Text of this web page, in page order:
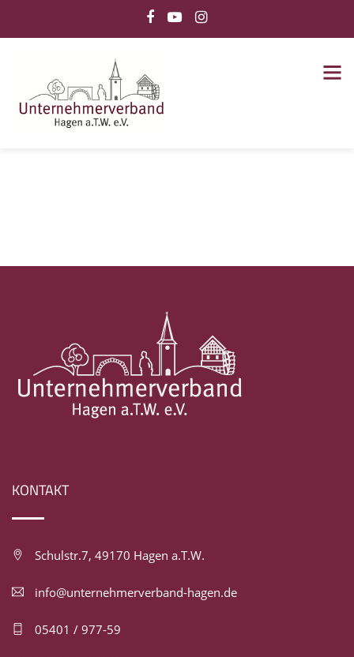
KONTAKT
Schulstr.7, 49170 Hagen a.T.W.
info@unternehmerverband-hagen.de
05401 / 977-59